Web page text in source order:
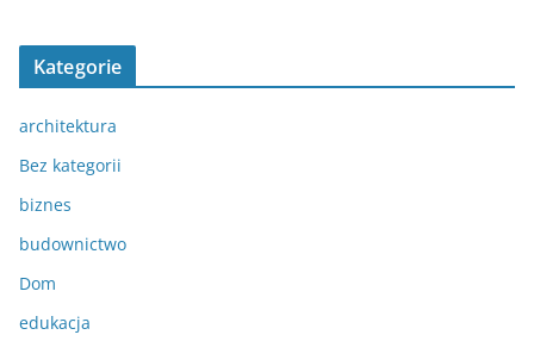
Kategorie
architektura
Bez kategorii
biznes
budownictwo
Dom
edukacja